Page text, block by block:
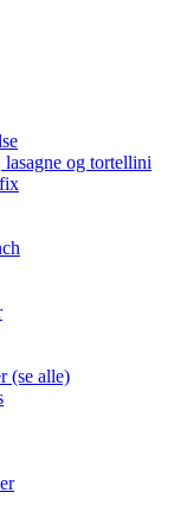
lasagne og tortellini
(se alle)